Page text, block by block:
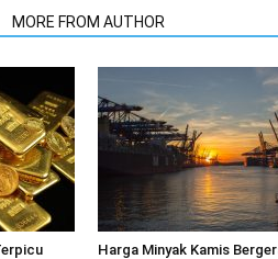
MORE FROM AUTHOR
Harga Minyak Kamis